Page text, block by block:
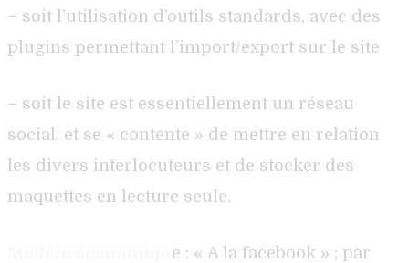
– soit l’utilisation d’outils standards, avec des
plugins permettant l’import/export sur le site
– soit le site est essentiellement un réseau
social, et se « contente » de mettre en relation
les divers interlocuteurs et de stocker des
maquettes en lecture seule.
e : « A la facebook » ; par